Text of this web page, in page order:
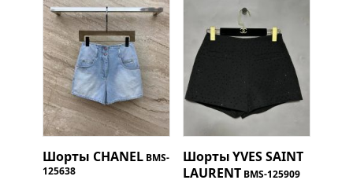
Шорты CHANEL BMS-
125638
ШортыYVES SAINT
LAURENT BMS-125909